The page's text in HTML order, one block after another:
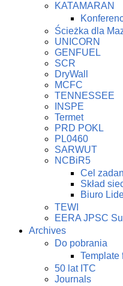
KATAMARAN
Ścieżka dla
UNICORN
GENFUEL
SCR
DryWall
MCFC
TENNESSEE
INSPE
Termet
PRD POKL
PL0460
SARWUT
NCBiR5
Cel
Skład
Biuro
TEWI
EERA JPSC
Archives
Do pobrania
Template
50 lat ITC
Journals